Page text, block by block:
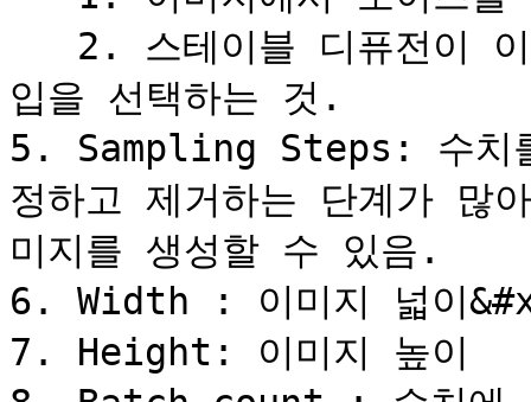
입을 선택하는 것.
5. Sampling Steps: 수치
정하고 제거하는 단계가 많
미지를 생성할 수 있음.
6. Width : 이미지 넓이
7. Height: 이미지 높이